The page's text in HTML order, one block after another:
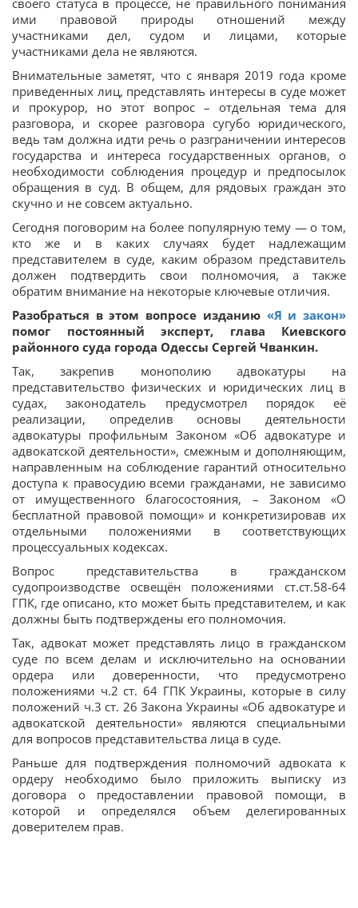
своего статуса в процессе, не правильного понимания
ими правовой природы отношений между
участниками дел, судом и лицами, которые
участниками дела не являются.
Внимательные заметят, что с января 2019 года кроме
приведенных лиц, представлять интересы в суде может
и прокурор, но этот вопрос – отдельная тема для
разговора, и скорее разговора сугубо юридического,
ведь там должна идти речь о разграничении интересов
государства и интереса государственных органов, о
необходимости соблюдения процедур и предпосылок
обращения в суд. В общем, для рядовых граждан это
скучно и не совсем актуально.
Сегодня поговорим на более популярную тему — о том,
кто же и в каких случаях будет надлежащим
представителем в суде, каким образом представитель
должен подтвердить свои полномочия, а также
обратим внимание на некоторые ключевые отличия.
Разобраться в этом вопросе изданию «Я и закон»
помог постоянный эксперт, глава Киевского
районного суда города Одессы Сергей Чванкин.
Так, закрепив монополию адвокатуры на
представительство физических и юридических лиц в
судах, законодатель предусмотрел порядок её
реализации, определив основы деятельности
адвокатуры профильным Законом «Об адвокатуре и
адвокатской деятельности», смежным и дополняющим,
направленным на соблюдение гарантий относительно
доступа к правосудию всеми гражданами, не зависимо
от имущественного благосостояния, – Законом «О
бесплатной правовой помощи» и конкретизировав их
отдельными положениями в соответствующих
процессуальных кодексах.
Вопрос представительства в гражданском
судопроизводстве освещён положениями ст.ст.58-64
ГПК, где описано, кто может быть представителем, и как
должны быть подтверждены его полномочия.
Так, адвокат может представлять лицо в гражданском
суде по всем делам и исключительно на основании
ордера или доверенности, что предусмотрено
положениями ч.2 ст. 64 ГПК Украины, которые в силу
положений ч.3 ст. 26 Закона Украины «Об адвокатуре и
адвокатской деятельности» являются специальными
для вопросов представительства лица в суде.
Раньше для подтверждения полномочий адвоката к
ордеру необходимо было приложить выписку из
договора о предоставлении правовой помощи, в
которой и определялся объем делегированных
доверителем прав.